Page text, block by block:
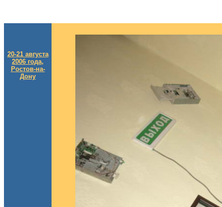
20-21 августа
2006 года,
Ростов-на-
Дону